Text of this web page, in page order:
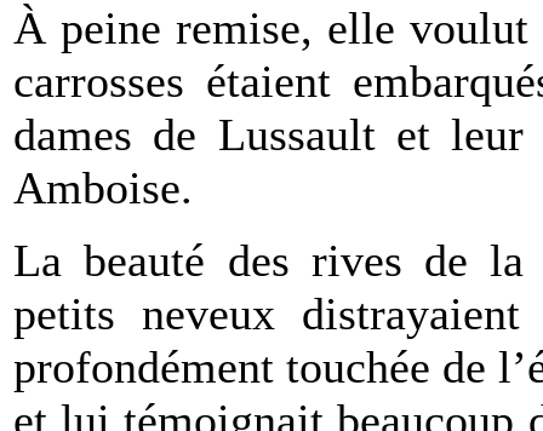
À peine remise, elle voulut
carrosses étaient
dames de Lussault et
Amboise.
La beauté des rives de
petits neveux
profondément touchée de
et lui témoignait beaucoup